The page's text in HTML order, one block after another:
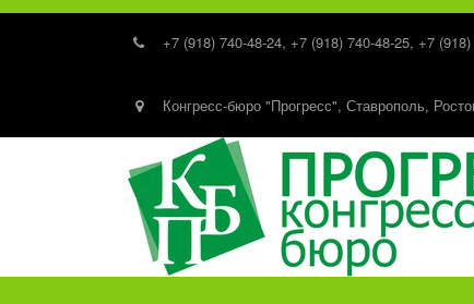
+7 (918) 740-48-24, +7 (918) 740-48-25, +7
Конгресс-бюро "Прогресс", Ставрополь,